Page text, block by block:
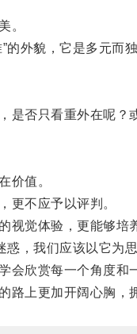
。
外貌，它是多元而独
否只看重外在呢？
价值。
不应予以评判。
觉体验，更能够培
，我们应该以它为思
欣赏每一个角度和
上更加开阔心胸，